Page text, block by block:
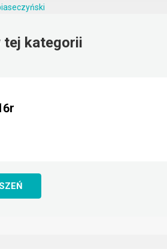
tej kategorii